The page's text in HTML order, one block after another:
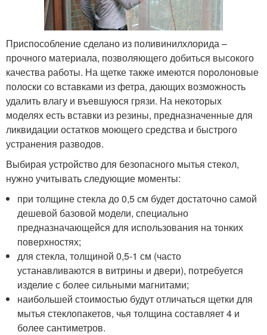
Приспособление сделано из поливинилхлорида –
прочного материала, позволяющего добиться высокого
качества работы. На щетке также имеются поролоновые
полоски со вставками из фетра, дающих возможность
удалить влагу и въевшуюся грязи. На некоторых
моделях есть вставки из резины, предназначенные для
ликвидации остатков моющего средства и быстрого
устранения разводов.
Выбирая устройство для безопасного мытья стекол,
нужно учитывать следующие моменты:
при толщине стекла до 0,5 см будет достаточно самой
дешевой базовой модели, специально
предназначающейся для использования на тонких
поверхностях;
для стекла, толщиной 0,5-1 см (часто
устанавливаются в витрины и двери), потребуется
изделие с более сильными магнитами;
наибольшей стоимостью будут отличаться щетки для
мытья стеклопакетов, чья толщина составляет 4 и
более сантиметров.